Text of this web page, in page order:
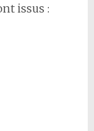
issus :